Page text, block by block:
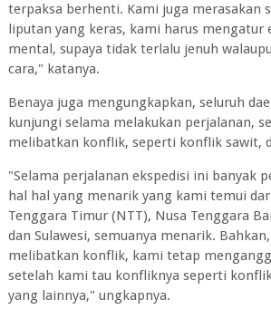
terpaksa berhenti. Kami juga merasakan
liputan yang keras, kami harus mengatur
mental, supaya tidak terlalu jenuh
cara," katanya.
Benaya juga mengungkapkan, seluruh
kunjungi selama melakukan perjalanan,
melibatkan konflik, seperti konflik sawit,
"Selama perjalanan ekspedisi ini banyak
hal hal yang menarik yang kami temui
Tenggara Timur (NTT), Nusa Tenggara
dan Sulawesi, semuanya menarik.
melibatkan konflik, kami tetap
setelah kami tau konfliknya seperti
yang lainnya," ungkapnya.